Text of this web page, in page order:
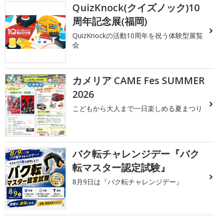
QuizKnock(クイズノック)10
周年記念展(福岡)
QuizKnockの活動10周年を祝う体験型展覧
会
カメリア CAME Fes SUMMER
2026
こどもから大人まで一日楽しめる夏まつり
バク転チャレンジデー『バク
転マスター認定試験』
8月9日は『バク転チャレンジデー』